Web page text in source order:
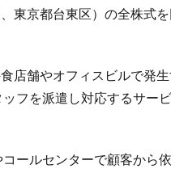
東京都台東区）の全株式
店舗やオフィスビルで発
フを派遣し対応するサー
ールセンターで顧客から